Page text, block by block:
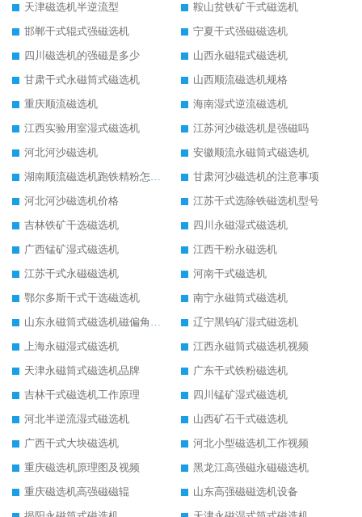
天津磁选机半逆流型
鞍山贫铁矿干式磁选机
邯郸干式辊式强磁选机
宁夏干式强磁磁选机
四川磁选机的强磁是多少
山西永磁辊式磁选机
甘肃干式永磁筒式磁选机
山西顺流磁选机规格
重庆顺流磁选机
海南湿式逆流磁选机
江西实验用室湿式磁选机
江苏河沙磁选机是强磁吗
河北河沙磁选机
安徽顺流永磁筒式磁选机
湖南顺流磁选机跑铁精粉怎么处理
甘肃河沙磁选机的注意事项
河北河沙磁选机价格
江苏干式选除铁磁选机型号
吉林铁矿干选磁选机
四川永磁湿式磁选机
广西锰矿湿式磁选机
江西干粉永磁选机
江苏干式永磁磁选机
河南干式磁选机
鄂尔多斯干式干选磁选机
南宁永磁筒式磁选机
山东永磁筒式磁选机磁偏角怎么调整
辽宁黑钨矿湿式磁选机
上海永磁湿式磁选机
江西永磁筒式磁选机视频
天津永磁筒式磁选机品牌
广东干式铁粉磁选机
吉林干式磁选机工作原理
四川锰矿湿式磁选机
河北半逆流湿式磁选机
山西矿石干式磁选机
广西干式大块磁选机
河北小型磁选机工作视频
重庆磁选机原理图及视频
黑龙江高强磁永磁磁选机
重庆磁选机高强磁磁辊
山东高强磁磁选机设备